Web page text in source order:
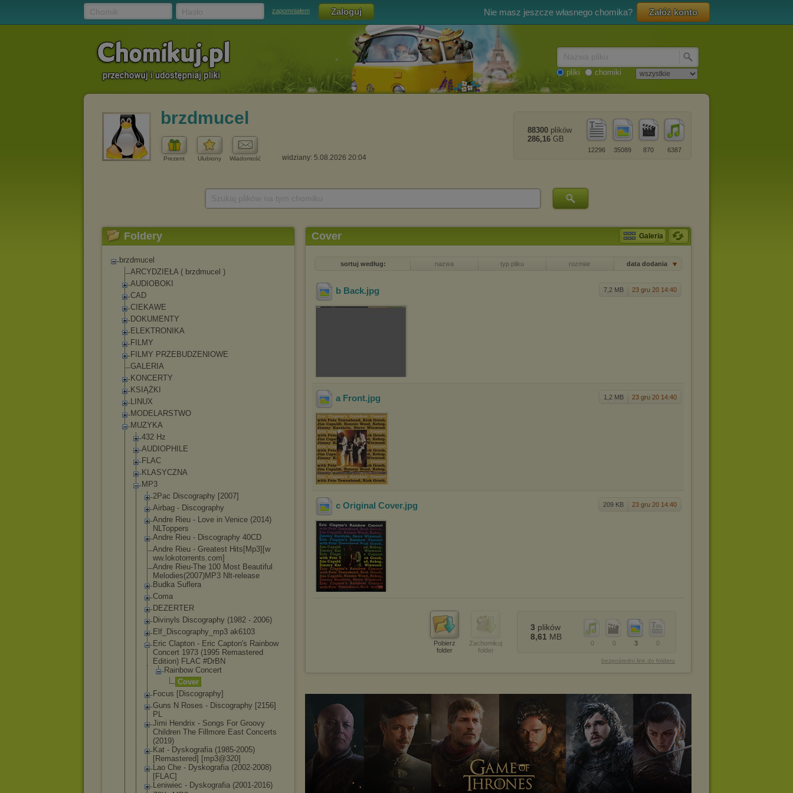
zapomniałem Nie masz jeszcze własnego chomika? Załóż konto
pliki chomiki
brzdmucel
Prezent Ulubiony Wiadomość widziany: 5.08.2026 20:04
6387
870
35089
12296
88300 plików
286,16 GB
Foldery
brzdmucel
ARCYDZIEŁA ( brzdmucel )
AUDIOBOKI
CAD
CIEKAWE
DOKUMENTY
ELEKTRONIKA
FILMY
FILMY PRZEBUDZENIOWE
GALERIA
KONCERTY
KSIĄŻKI
LINUX
MODELARSTWO
MUZYKA
432 Hz
AUDIOPHILE
FLAC
KLASYCZNA
MP3
2Pac Discography [2007]
Airbag - Discography
Andre Rieu - Love in Venice (2014)
NLToppers
Andre Rieu - Discography 40CD
Andre Rieu - Greatest Hits[Mp3][w
ww.lokotorrents.com]
Andre Rieu-The 100 Most Beautiful
Melodies(2007)MP3 Nlt-release
Budka Suflera
Coma
DEZERTER
Divinyls Discography (1982 - 2006)
Elf_Discography_mp3 ak6103
Eric Clapton - Eric Capton's Rainbow
Concert 1973 (1995 Remastered
Edition) FLAC #DrBN
Rainbow Concert
Cover
Focus [Discography]
Guns N Roses - Discography [2156]
PL
Jimi Hendrix - Songs For Groovy
Children The Fillmore East Concerts
(2019)
Kat - Dyskografia (1985-2005)
[Remastered] [mp3@320]
Lao Che - Dyskografia (2002-2008)
[FLAC]
Leniwiec - Dyskografia (2001-2016)
Cover Galeria
sortuj według: nazwa typ pliku rozmiar data dodania
7,2 MB 23 gru 20 14:40
b Back.jpg
1,2 MB 23 gru 20 14:40
a Front.jpg
209 KB 23 gru 20 14:40
c Original Cover.jpg
Pobierz
folder
Zachomikuj
folder
0
3
0
0
3 plików
8,61 MB
bezpośredni link do folderu